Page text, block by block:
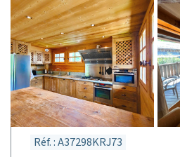
Réf. : A37298KRJ73